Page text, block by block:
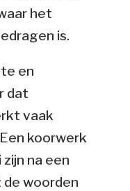
het
is.
en
dat
vaak
koorwerk
na een
woorden